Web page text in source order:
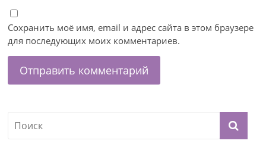
Сохранить моё имя, email и адрес сайта в этом браузере
для последующих моих комментариев.